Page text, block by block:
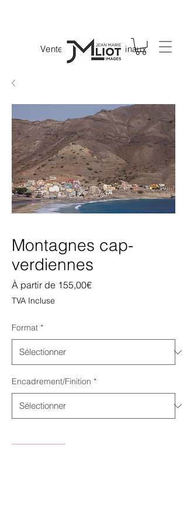
Vente de tirages originaux
Montagnes cap-
verdiennes
À partir de 155,00€Prix
TVA Incluse
Format *
Encadrement/Finition *